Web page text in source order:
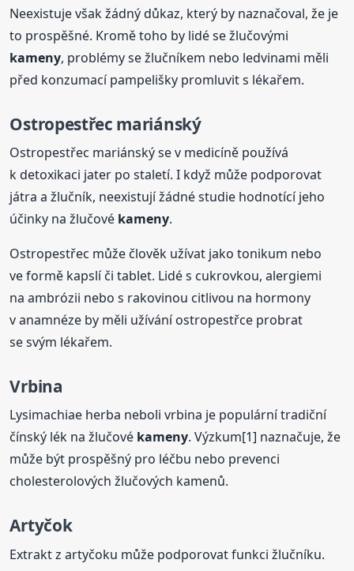
Neexistuje však žádný důkaz, který by naznačoval, že je
to prospěšné. Kromě toho by lidé se žlučovými
kameny, problémy se žlučníkem nebo ledvinami měli
před konzumací pampelišky promluvit s lékařem.
Ostropestřec mariánský
Ostropestřec mariánský se v medicíně používá
k detoxikaci jater po staletí. I když může podporovat
játra a žlučník, neexistují žádné studie hodnotící jeho
účinky na žlučové kameny.
Ostropestřec může člověk užívat jako tonikum nebo
ve formě kapslí či tablet. Lidé s cukrovkou, alergiemi
na ambrózii nebo s rakovinou citlivou na hormony
v anamnéze by měli užívání ostropestřce probrat
se svým lékařem.
Vrbina
Lysimachiae herba neboli vrbina je populární tradiční
čínský lék na žlučové kameny. Výzkum[1] naznačuje, že
může být prospěšný pro léčbu nebo prevenci
cholesterolových žlučových kamenů.
Artyčok
Extrakt z artyčoku může podporovat funkci žlučníku.